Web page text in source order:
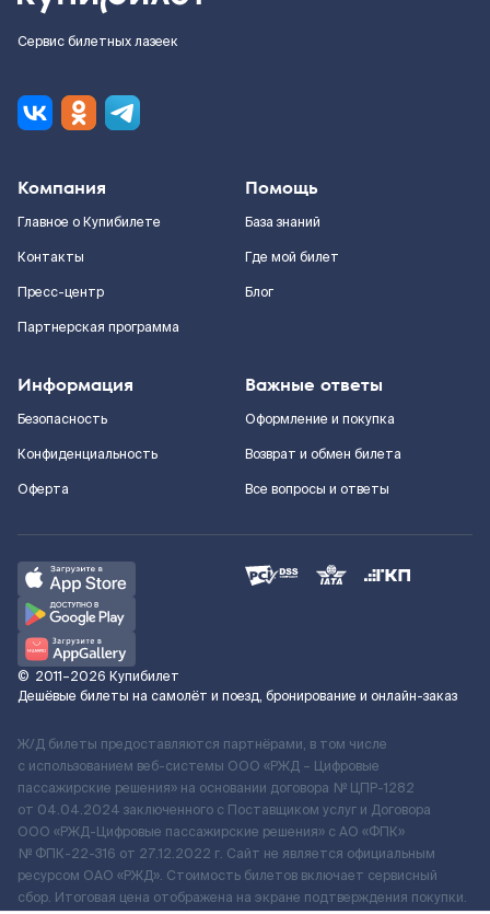
Сервис билетных лазеек
Компания
Главное о Купибилете
Контакты
Пресс-центр
Партнерская программа
Помощь
База знаний
Где мой билет
Блог
Информация
Безопасность
Конфиденциальность
Оферта
Важные ответы
Оформление и покупка
Возврат и обмен билета
Все вопросы и ответы
© 2011–2026 Купибилет
Дешёвые билеты на самолёт и поезд, бронирование и онлайн-заказ
Ж/Д билеты предоставляются партнёрами, в том числе
с использованием веб-системы ООО «РЖД – Цифровые
пассажирские решения» на основании договора № ЦПР-1282
от 04.04.2024 заключенного с Поставщиком услуг и Договора
ООО «РЖД-Цифровые пассажирские решения» c АО «ФПК»
№ ФПК-22-316 от 27.12.2022 г. Сайт не является официальным
ресурсом ОАО «РЖД». Стоимость билетов включает сервисный
сбор. Итоговая цена отображена на экране подтверждения покупки.